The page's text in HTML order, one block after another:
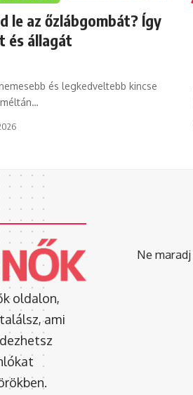
le az őzlábgombát? Így
és állagát
és legkedveltebb kincse
…
oldalon,
ami
Ne